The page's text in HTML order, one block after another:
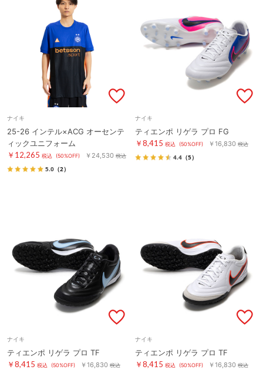
ナイキ
25-26 インテル×ACG オーセンテ
ィックユニフォーム
￥12,265 税込 (50%OFF) ￥24,530 税込
5.0 （2）
ナイキ
ティエンポ リゲラ プロ FG
￥8,415 税込 (50%OFF) ￥16,830 税込
4.4 （5）
ナイキ
ティエンポ リゲラ プロ TF
￥8,415 税込 (50%OFF) ￥16,830 税込
ナイキ
ティエンポ リゲラ プロ TF
￥8,415 税込 (50%OFF) ￥16,830 税込